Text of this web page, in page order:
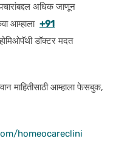
अधिक जाणून
आम्हाला +91
डॉक्टर मदत
माहितीसाठी आम्हाला फेसबुक,
homeocareclini